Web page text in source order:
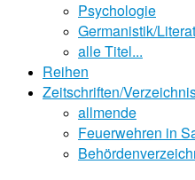
Psychologie
Germanistik/
alle Titel...
Reihen
Zeitschriften/
allmende
Feuerwehren in